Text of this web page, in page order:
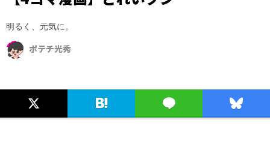
明るく、元気に。
ポテチ光秀